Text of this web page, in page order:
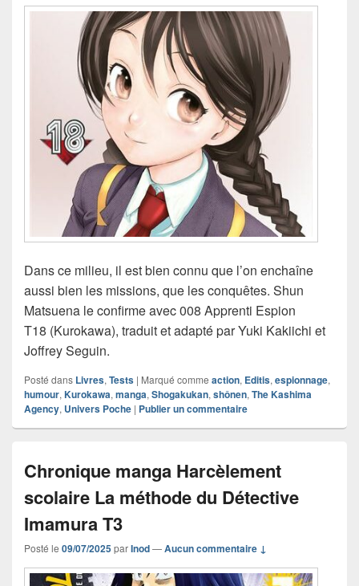
Dans ce milieu, il est bien connu que l’on enchaîne
aussi bien les missions, que les conquêtes. Shun
Matsuena le confirme avec 008 Apprenti Espion
T18 (Kurokawa), traduit et adapté par Yuki Kakiichi et
Joffrey Seguin.
Posté dans Livres, Tests | Marqué comme action, Editis, espionnage,
humour, Kurokawa, manga, Shogakukan, shônen, The Kashima
Agency, Univers Poche | Publier un commentaire
Chronique manga Harcèlement
scolaire La méthode du Détective
Imamura T3
Posté le 09/07/2025parInod—Aucun commentaire ↓